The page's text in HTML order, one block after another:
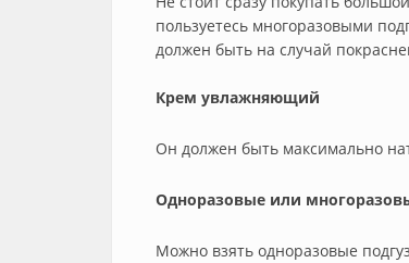
пользуетесь многоразовыми
должен быть на случай
Крем увлажняющий
Он должен быть максимально
Одноразовые или
Можно взять одноразовые